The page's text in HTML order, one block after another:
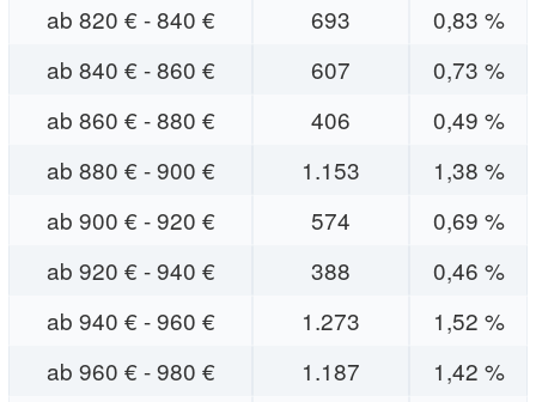
ab 820 € - 840 €
693
0,83 %
ab 840 € - 860 €
607
0,73 %
ab 860 € - 880 €
406
0,49 %
ab 880 € - 900 €
1.153
1,38 %
ab 900 € - 920 €
574
0,69 %
ab 920 € - 940 €
388
0,46 %
ab 940 € - 960 €
1.273
1,52 %
ab 960 € - 980 €
1.187
1,42 %